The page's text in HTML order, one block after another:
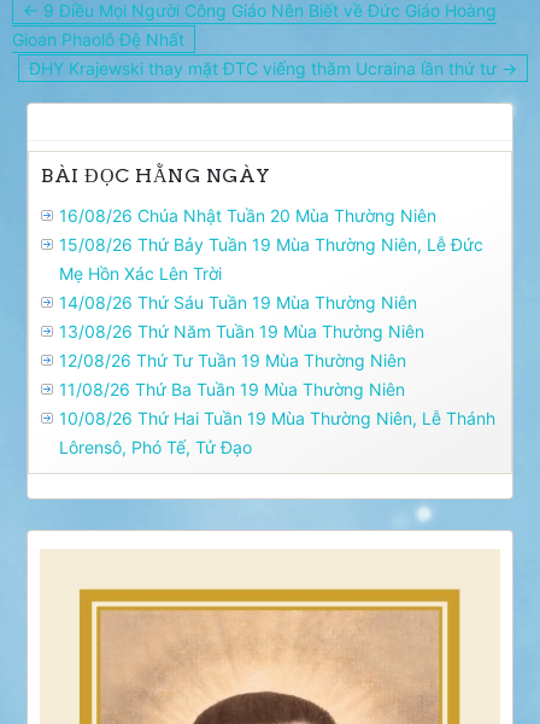
Điều
hướng
bài
viết
← 9 Điều Mọi Người Công Giáo Nên Biết về Đức Giáo Hoàng
Gioan Phaolô Đệ Nhất
ĐHY Krajewski thay mặt ĐTC viếng thăm Ucraina lần thứ tư →
BÀI ĐỌC HẰNG NGÀY
16/08/26 Chúa Nhật Tuần 20 Mùa Thường Niên
15/08/26 Thứ Bảy Tuần 19 Mùa Thường Niên, Lễ Ðức
Mẹ Hồn Xác Lên Trời
14/08/26 Thứ Sáu Tuần 19 Mùa Thường Niên
13/08/26 Thứ Năm Tuần 19 Mùa Thường Niên
12/08/26 Thứ Tư Tuần 19 Mùa Thường Niên
11/08/26 Thứ Ba Tuần 19 Mùa Thường Niên
10/08/26 Thứ Hai Tuần 19 Mùa Thường Niên, Lễ Thánh
Lôrensô, Phó Tế, Tử Ðạo